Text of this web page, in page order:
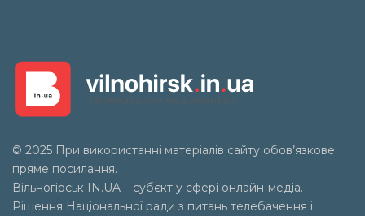
© 2025 При використанні матеріалів сайту обов’язкове
пряме посилання.
Вільногірськ IN.UA – субєкт у сфері онлайн-медіа.
Рішення Національної ради з питань телебачення і